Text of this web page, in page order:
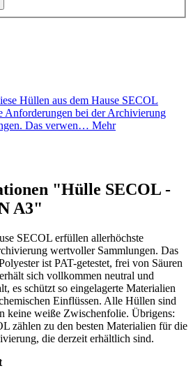
Hüllen aus dem Hause SECOL
Anforderungen bei der Archivierung
Das verwen… Mehr
"Hülle SECOL -
A3"
SECOL erfüllen allerhöchste
wertvoller Sammlungen. Das
ist PAT-getestet, frei von Säuren
sich vollkommen neutral und
es schützt so eingelagerte Materialien
Einflüssen. Alle Hüllen sind
keine weiße Zwischenfolie. Übrigens:
zählen zu den besten Materialien für die
die derzeit erhältlich sind.